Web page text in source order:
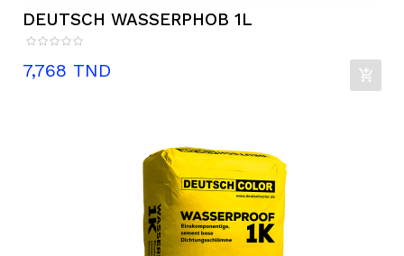
DEUTSCH WASSERPHOB 1L
Prix
7,768 TND